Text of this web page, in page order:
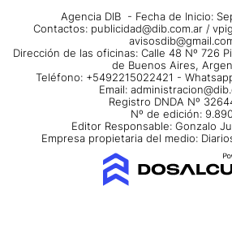
Agencia DIB - Fecha de Inicio:
Contactos: publicidad@dib.com.ar /
Dirección de las oficinas: Calle 48 Nº 726
de Buenos Aires,
Teléfono: +5492215022421 -
Email:
Registro DNDA Nº
Nº de edición:
Editor Responsable: Gonzalo
Empresa propietaria del medio: